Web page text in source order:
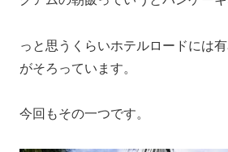
っと思うくらいホテルロードには
がそろっています。
今回もその一つです。